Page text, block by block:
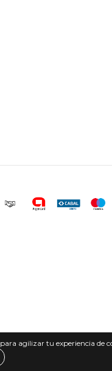
para agilizar tu experiencia de